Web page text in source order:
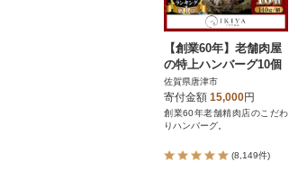
【創業60年】老舗肉屋
の特上ハンバーグ10個
佐賀県唐津市
寄付金額 15,000円
創業60年老舗精肉店のこだわ
りハンバーグ。
(8,149件)